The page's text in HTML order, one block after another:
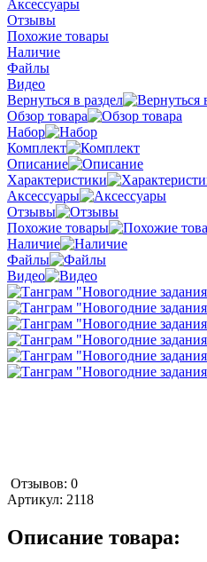
Аксессуары
Отзывы
Похожие товары
Наличие
Файлы
Видео
Вернуться в раздел
Обзор товара
Набор
Комплект
Описание
Характеристики
Аксессуары
Отзывы
Похожие товары
Наличие
Файлы
Видео
Отзывов: 0
Артикул: 2118
Описание товара: